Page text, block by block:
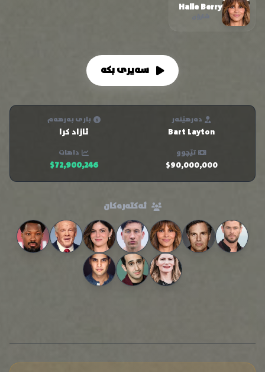
Halle Berry
سەیری بکە
دەرهێنەر
Bart Layton
باری بەرهەم
ئازاد کرا
تێچوو
$90,000,000
داهات
$72,900,246
ئەکتەرەکان